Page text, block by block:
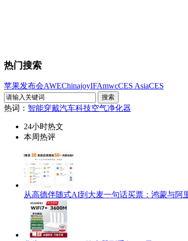
热门搜索
苹果发布会AWEChinajoyIFAmwcCES AsiaCES
热词： 智能穿戴汽车科技空气净化器
24小时热文
本周热评
从高德伴随式AI到大麦一句话买票：鸿蒙与阿